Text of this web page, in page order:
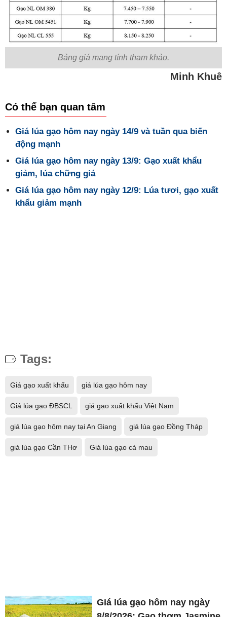
Bảng giá mang tính tham khảo.
Minh Khuê
Có thể bạn quan tâm
Giá lúa gạo hôm nay ngày 14/9 và tuần qua biến
động mạnh
Giá lúa gạo hôm nay ngày 13/9: Gạo xuất khẩu
giảm, lúa chững giá
Giá lúa gạo hôm nay ngày 12/9: Lúa tươi, gạo xuất
khẩu giảm mạnh
Tags:
Giá gạo xuất khẩu giá lúa gạo hôm nay
Giá lúa gạo ĐBSCL giá gạo xuất khẩu Việt Nam
giá lúa gạo hôm nay tại An Giang giá lúa gạo Đồng Tháp
giá lúa gạo Cần THơ Giá lúa gạo cà mau
Giá lúa gạo hôm nay ngày